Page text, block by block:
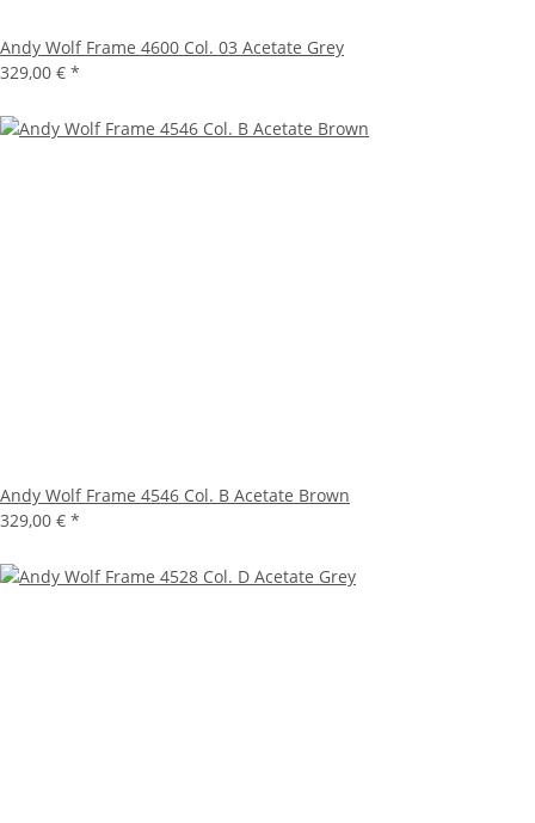
Andy Wolf Frame 4600 Col. 03 Acetate Grey
329,00 € *
Andy Wolf Frame 4546 Col. B Acetate Brown
329,00 € *